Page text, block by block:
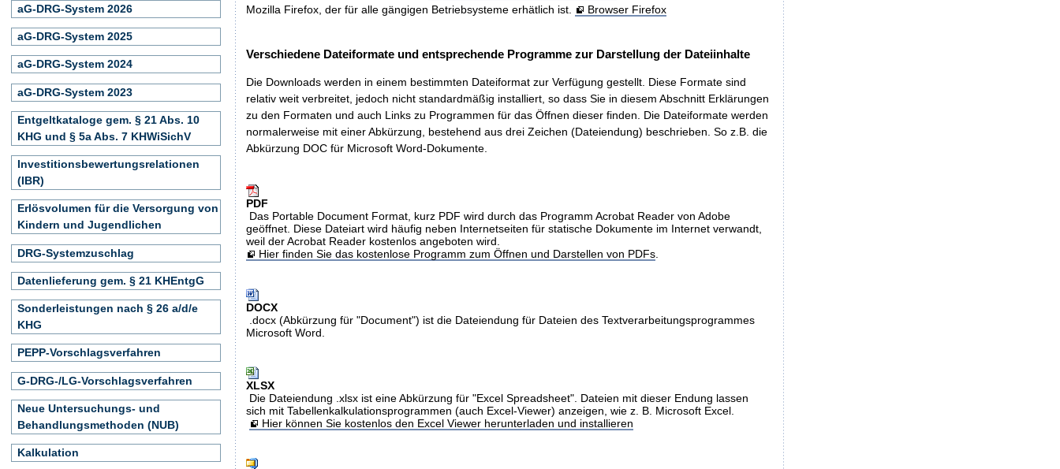
Mozilla Firefox, der für alle gängigen Betriebsysteme erhätlich ist.
Browser Firefox
Verschiedene Dateiformate und entsprechende Programme zur Darstellung der Dateiinhalte
Die Downloads werden in einem bestimmten Dateiformat zur Verfügung gestellt. Diese Formate sind
relativ weit verbreitet, jedoch nicht standardmäßig installiert, so dass Sie in diesem Abschnitt Erklärungen
zu den Formaten und auch Links zu Programmen für das Öffnen dieser finden. Die Dateiformate werden
normalerweise mit einer Abkürzung, bestehend aus drei Zeichen (Dateiendung) beschrieben. So z.B. die
Abkürzung DOC für Microsoft Word-Dokumente.
PDF
Das Portable Document Format, kurz PDF wird durch das Programm Acrobat Reader von Adobe
geöffnet. Diese Dateiart wird häufig neben Internetseiten für statische Dokumente im Internet verwandt,
weil der Acrobat Reader kostenlos angeboten wird.
Hier finden Sie das kostenlose Programm zum Öffnen und Darstellen von PDFs.
DOCX
.docx (Abkürzung für "Document") ist die Dateiendung für Dateien des Textverarbeitungsprogrammes
Microsoft Word.
XLSX
Die Dateiendung .xlsx ist eine Abkürzung für "Excel Spreadsheet". Dateien mit dieser Endung lassen
sich mit Tabellenkalkulationsprogrammen (auch Excel-Viewer) anzeigen, wie z. B. Microsoft Excel.
Hier können Sie kostenlos den Excel Viewer herunterladen und installieren
aG-DRG-System 2026
aG-DRG-System 2025
aG-DRG-System 2024
aG-DRG-System 2023
Entgeltkataloge gem. § 21 Abs. 10
KHG und § 5a Abs. 7 KHWiSichV
Investitionsbewertungsrelationen
(IBR)
Erlösvolumen für die Versorgung von
Kindern und Jugendlichen
DRG-Systemzuschlag
Datenlieferung gem. § 21 KHEntgG
Sonderleistungen nach § 26 a/d/e
KHG
PEPP-Vorschlagsverfahren
G-DRG-/LG-Vorschlagsverfahren
Neue Untersuchungs- und
Behandlungsmethoden (NUB)
Kalkulation